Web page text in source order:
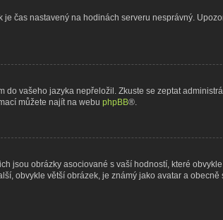
čas nastavený na hodinách serveru nesprávný.
vašeho jazyka nepřeložil. Zkuste se zeptat
můžete najít na webu phpBB®.
jsou obrázky asociované s vaší hodností, které
obvykle větší obrázek, je známý jako avatar a